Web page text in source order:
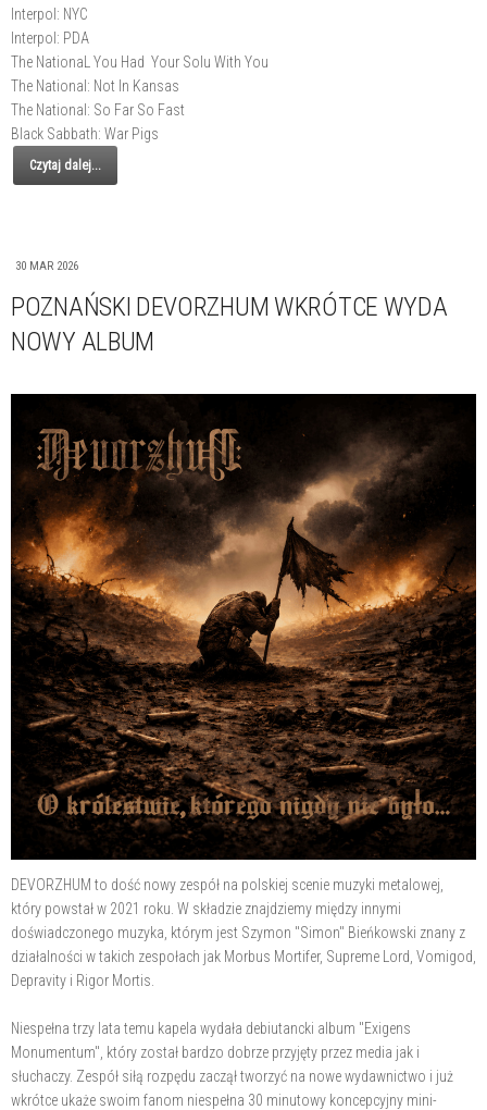
Interpol: NYC
Interpol: PDA
The NationaL You Had Your Solu With You
The National: Not In Kansas
The National: So Far So Fast
Black Sabbath: War Pigs
Czytaj dalej...
30 MAR 2026
POZNAŃSKI DEVORZHUM WKRÓTCE WYDA
NOWY ALBUM
DEVORZHUM to dość nowy zespół na polskiej scenie muzyki metalowej,
który powstał w 2021 roku. W składzie znajdziemy między innymi
doświadczonego muzyka, którym jest Szymon "Simon" Bieńkowski znany z
działalności w takich zespołach jak Morbus Mortifer, Supreme Lord, Vomigod,
Depravity i Rigor Mortis.
Niespełna trzy lata temu kapela wydała debiutancki album "Exigens
Monumentum", który został bardzo dobrze przyjęty przez media jak i
słuchaczy. Zespół siłą rozpędu zaczął tworzyć na nowe wydawnictwo i już
wkrótce ukaże swoim fanom niespełna 30 minutowy koncepcyjny mini-